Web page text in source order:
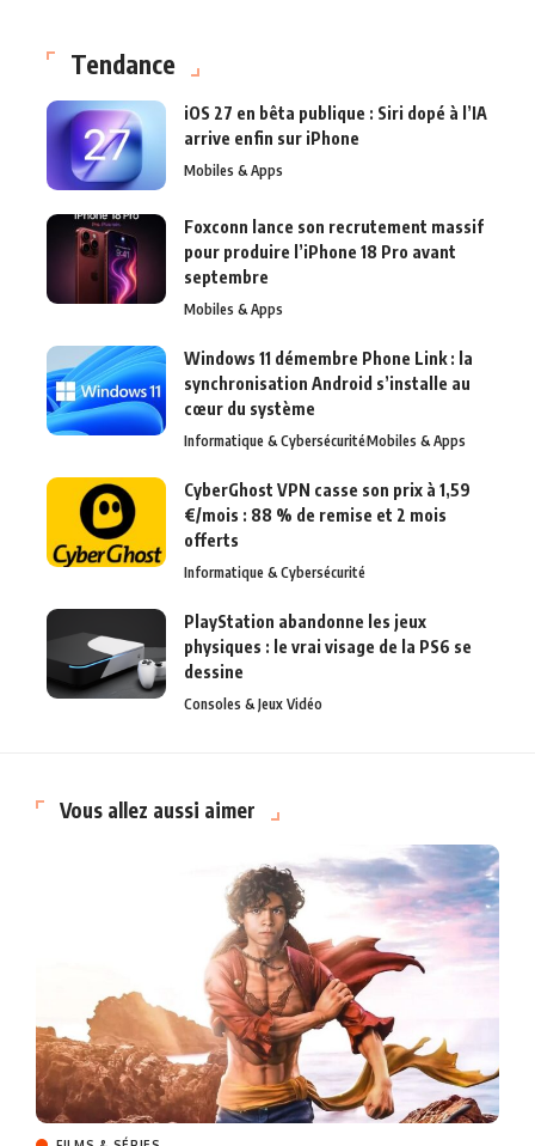
Tendance
iOS 27 en bêta publique : Siri dopé à l’IA
arrive enfin sur iPhone
Mobiles & Apps
Foxconn lance son recrutement massif
pour produire l’iPhone 18 Pro avant
septembre
Mobiles & Apps
Windows 11 démembre Phone Link : la
synchronisation Android s’installe au
cœur du système
Informatique & CybersécuritéMobiles & Apps
CyberGhost VPN casse son prix à 1,59
€/mois : 88 % de remise et 2 mois
offerts
Informatique & Cybersécurité
PlayStation abandonne les jeux
physiques : le vrai visage de la PS6 se
dessine
Consoles & Jeux Vidéo
Vous allez aussi aimer